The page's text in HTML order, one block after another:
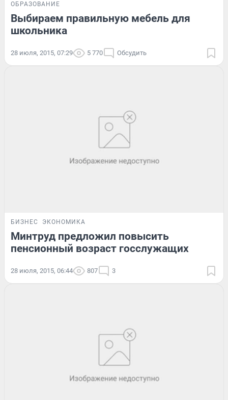
ОБРАЗОВАНИЕ
Выбираем правильную мебель для
школьника
28 июля, 2015, 07:29 5 770 Обсудить
БИЗНЕС ЭКОНОМИКА
Минтруд предложил повысить
пенсионный возраст госслужащих
28 июля, 2015, 06:44 807 3